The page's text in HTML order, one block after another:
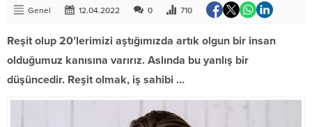
Genel 12.04.2022 0 710
Reşit olup 20’lerimizi aştığımızda artık olgun bir insan
olduğumuz kanısına varırız. Aslında bu yanlış bir
düşüncedir. Reşit olmak, iş sahibi …